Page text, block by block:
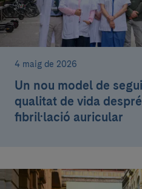
4 maig de 2026
Un nou model de
qualitat de vida
fibril·lació auricular